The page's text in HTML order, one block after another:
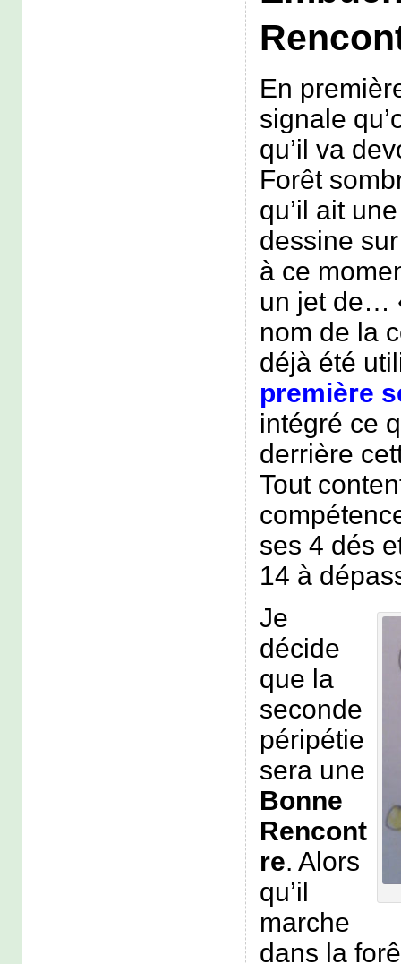
En
signale
qu’il va
Forêt
qu’il ait
dessine
à ce
un jet de…
nom de la
déjà été
première
intégré ce
derrière
Tout
ses 4 dés
14 à
Je
décide
que la
seconde
péripétie
sera une
Bonne
Rencont
re. Alors
qu’il
marche
dans la